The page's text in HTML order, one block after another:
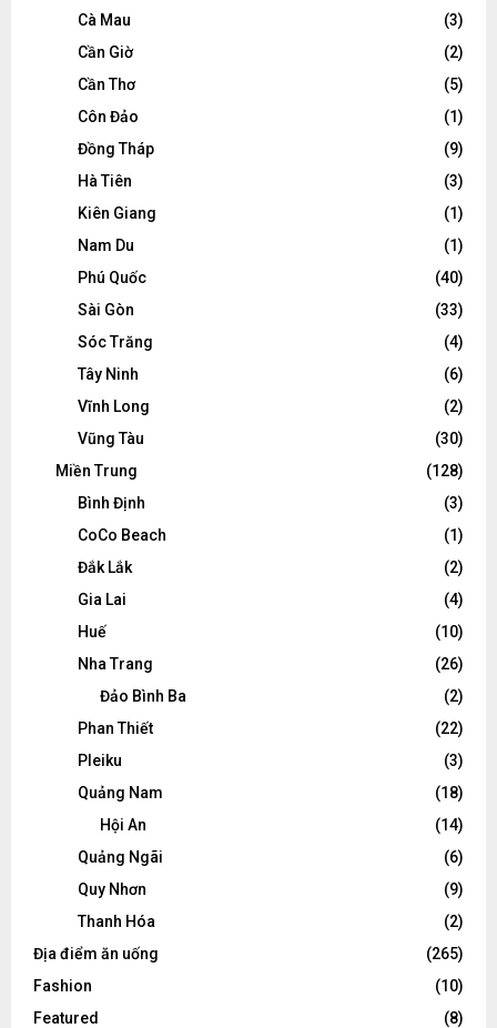
Cà Mau
(3)
Cần Giờ
(2)
Cần Thơ
(5)
Côn Đảo
(1)
Đồng Tháp
(9)
Hà Tiên
(3)
Kiên Giang
(1)
Nam Du
(1)
Phú Quốc
(40)
Sài Gòn
(33)
Sóc Trăng
(4)
Tây Ninh
(6)
Vĩnh Long
(2)
Vũng Tàu
(30)
Miền Trung
(128)
Bình Định
(3)
CoCo Beach
(1)
Đắk Lắk
(2)
Gia Lai
(4)
Huế
(10)
Nha Trang
(26)
Đảo Bình Ba
(2)
Phan Thiết
(22)
Pleiku
(3)
Quảng Nam
(18)
Hội An
(14)
Quảng Ngãi
(6)
Quy Nhơn
(9)
Thanh Hóa
(2)
Địa điểm ăn uống
(265)
Fashion
(10)
Featured
(8)